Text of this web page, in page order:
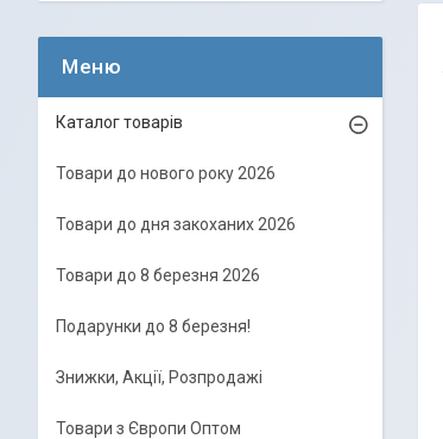
Каталог товарів
Товари до нового року 2026
Товари до дня закоханих 2026
Товари до 8 березня 2026
Подарунки до 8 березня!
Знижки, Акції, Розпродажі
Товари з Європи Оптом